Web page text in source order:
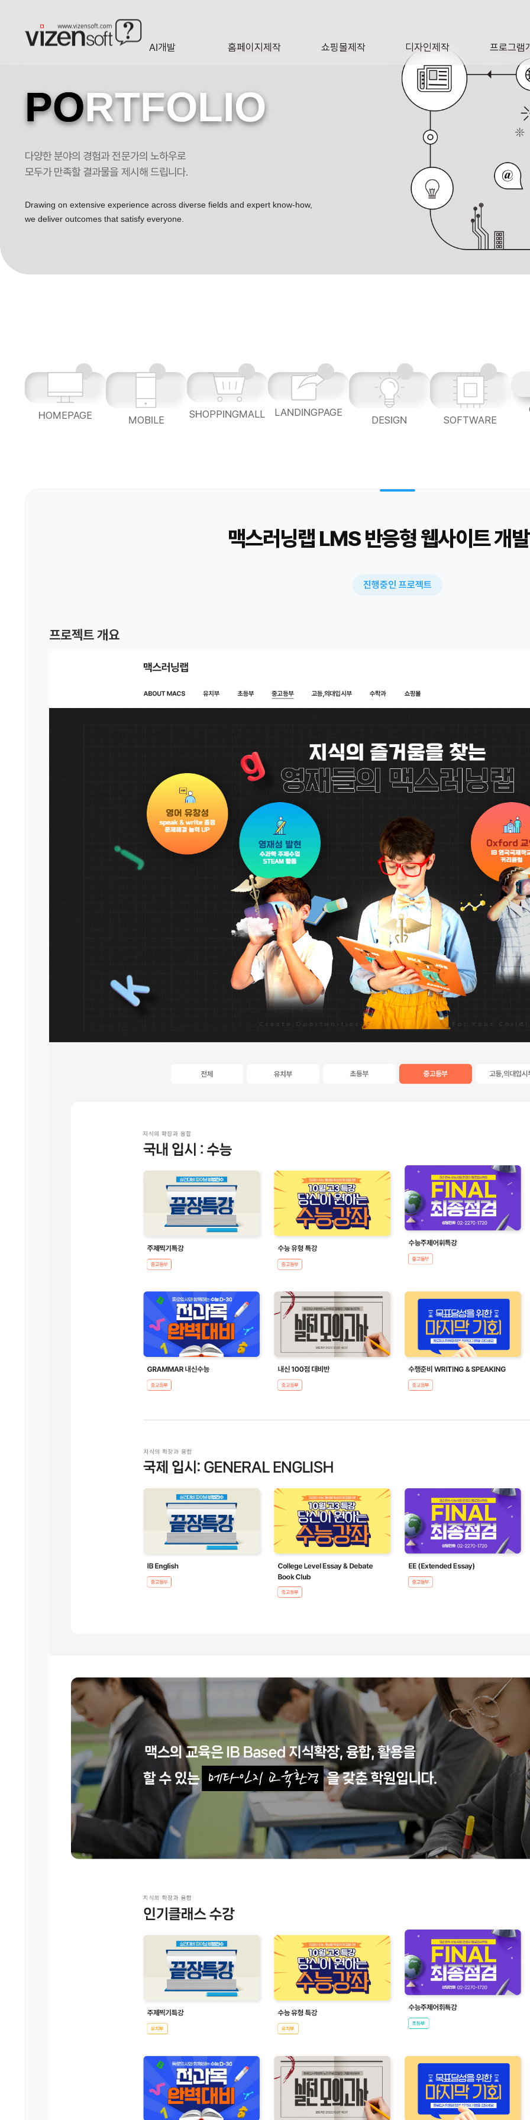
AI개발 홈페이지제작 쇼핑몰제작 디자인제작
DESIGN
프로그램
PORTFOLIO
다양한 분야의 경험과 전문가의 노하우로
모두가 만족할 결과물을 제시해 드립니다.
Drawing on extensive experience across diverse fields and expert know-how,
we deliver outcomes that satisfy everyone.
HOMEPAGE MOBILE SHOPPINGMALL LANDINGPAGE
DESIGN SOFTWARE
맥스러닝랩 LMS 반응형 웹사이트 개
진행중인 프로젝트
프로젝트 개요